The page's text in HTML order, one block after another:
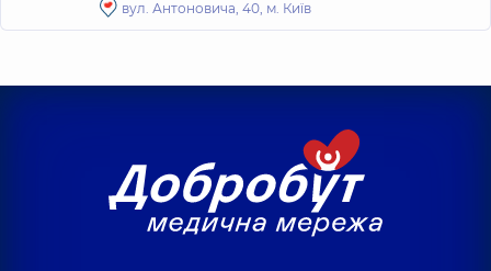
вул. Антоновича, 40, м. Київ